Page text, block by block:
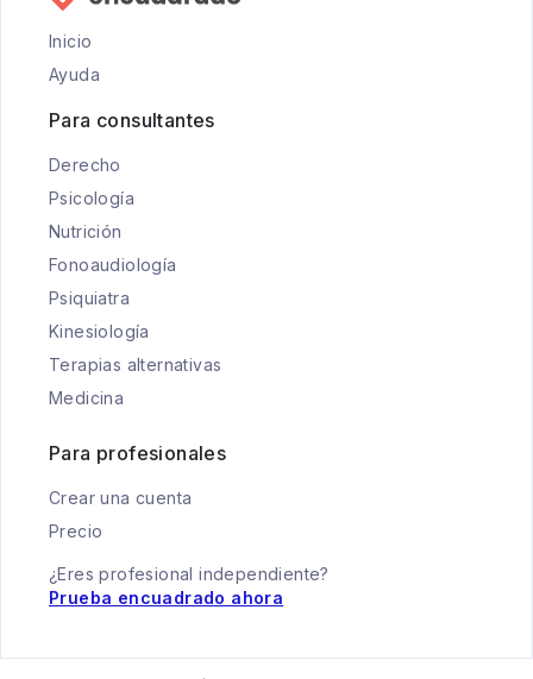
Inicio
Ayuda
Para consultantes
Derecho
Psicología
Nutrición
Fonoaudiología
Psiquiatra
Kinesiología
Terapias alternativas
Medicina
Para profesionales
Crear una cuenta
Precio
¿Eres profesional independiente?
Prueba encuadrado ahora